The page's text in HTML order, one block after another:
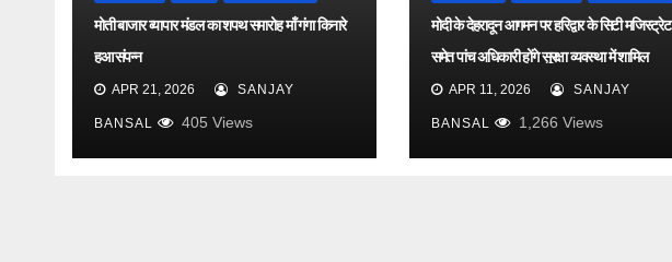
मोती बाजार व्यापार मंडल का शपथ समारोह माँ गंगा किनारे
हुआ संपन्न
APR 21, 2026 SANJAY
BANSAL 405 Views
मोदी के देहरादून आगमन पर हरिद्वार के सिटी मजिस्ट्रेट
समेत पांच अधिकारी होंगे सुरक्षा व्यवस्था में शामिल
APR 11, 2026 SANJAY
BANSAL 1,266 Views